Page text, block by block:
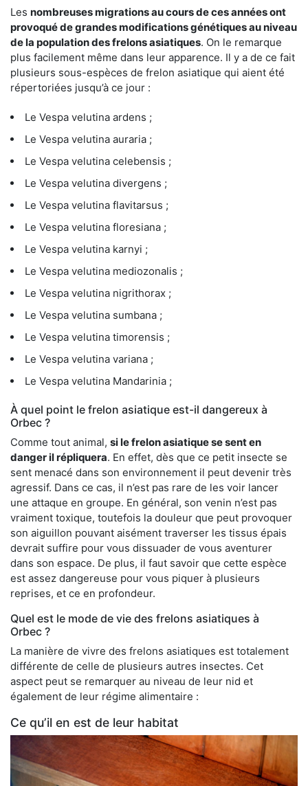
Les nombreuses migrations au cours de ces années ont
provoqué de grandes modifications génétiques au niveau
de la population des frelons asiatiques. On le remarque
plus facilement même dans leur apparence. Il y a de ce fait
plusieurs sous-espèces de frelon asiatique qui aient été
répertoriées jusqu’à ce jour :
Le Vespa velutina ardens ;
Le Vespa velutina auraria ;
Le Vespa velutina celebensis ;
Le Vespa velutina divergens ;
Le Vespa velutina flavitarsus ;
Le Vespa velutina floresiana ;
Le Vespa velutina karnyi ;
Le Vespa velutina mediozonalis ;
Le Vespa velutina nigrithorax ;
Le Vespa velutina sumbana ;
Le Vespa velutina timorensis ;
Le Vespa velutina variana ;
Le Vespa velutina Mandarinia ;
À quel point le frelon asiatique est-il dangereux à
Orbec ?
Comme tout animal, si le frelon asiatique se sent en
danger il répliquera. En effet, dès que ce petit insecte se
sent menacé dans son environnement il peut devenir très
agressif. Dans ce cas, il n’est pas rare de les voir lancer
une attaque en groupe. En général, son venin n’est pas
vraiment toxique, toutefois la douleur que peut provoquer
son aiguillon pouvant aisément traverser les tissus épais
devrait suffire pour vous dissuader de vous aventurer
dans son espace. De plus, il faut savoir que cette espèce
est assez dangereuse pour vous piquer à plusieurs
reprises, et ce en profondeur.
Quel est le mode de vie des frelons asiatiques à
Orbec ?
La manière de vivre des frelons asiatiques est totalement
différente de celle de plusieurs autres insectes. Cet
aspect peut se remarquer au niveau de leur nid et
également de leur régime alimentaire :
Ce qu’il en est de leur habitat